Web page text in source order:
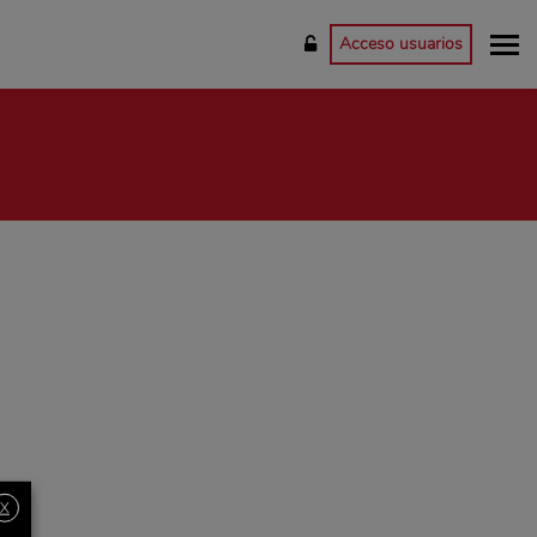
Acceso usuarios
X